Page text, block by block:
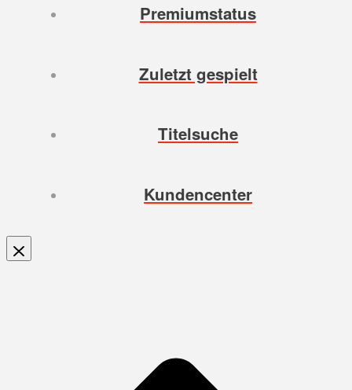
Premiumstatus
Zuletzt gespielt
Titelsuche
Kundencenter